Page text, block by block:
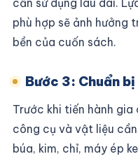
phù hợp sẽ ảnh hưởng
bền của cuốn sách.
Bước 3: Chuẩn
Trước khi tiến hành
công cụ và vật liệu
búa, kim, chỉ, máy ép